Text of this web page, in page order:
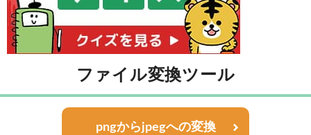
ファイル変換ツール
pngからjpegへの変換